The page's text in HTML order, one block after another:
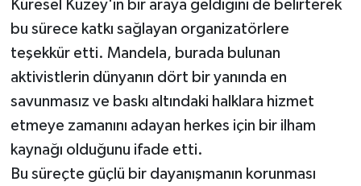
Küresel Kuzey'in bir araya geldiğini de belirterek
bu sürece katkı sağlayan organizatörlere
teşekkür etti. Mandela, burada bulunan
aktivistlerin dünyanın dört bir yanında en
savunmasız ve baskı altındaki halklara hizmet
etmeye zamanını adayan herkes için bir ilham
kaynağı olduğunu ifade etti.
Bu süreçte güçlü bir dayanışmanın korunması